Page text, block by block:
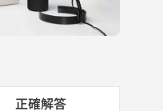
正確解答